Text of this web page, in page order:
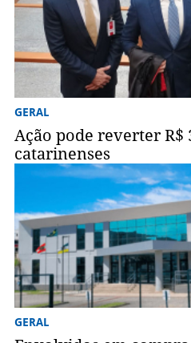
GERAL
Ação pode reverter R$
catarinenses
GERAL